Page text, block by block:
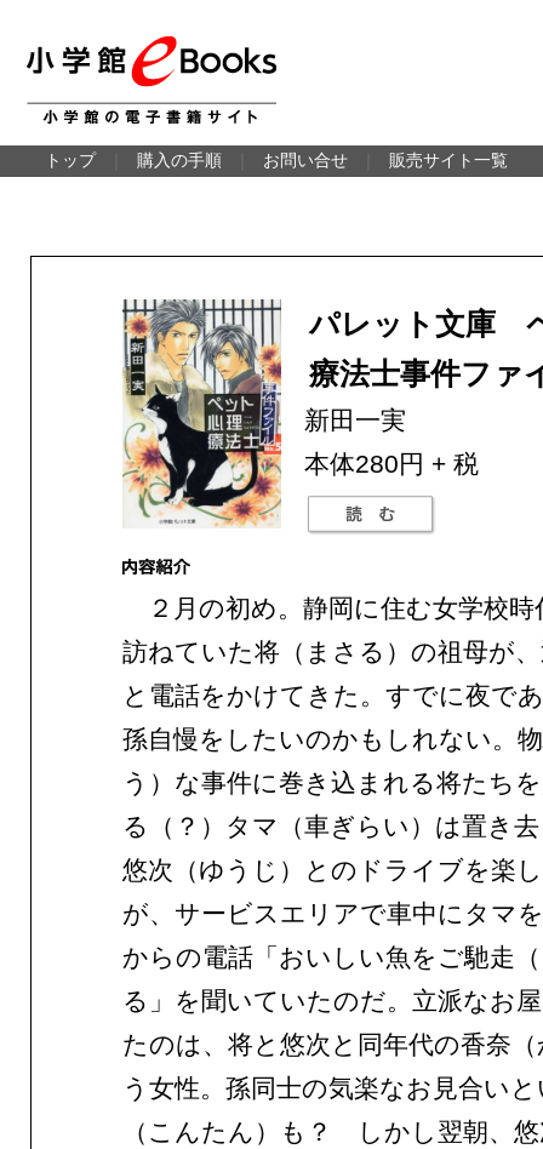
トップ 購入の手順 お問い合せ 販売サイト一覧
パレット文庫
療法士事件ファ
新田一実
本体280円 + 税
２月の初め。静岡に住む女学校時
訪ねていた将（まさる）の祖母が
と電話をかけてきた。すでに夜で
孫自慢をしたいのかもしれない。
う）な事件に巻き込まれる将たち
る（？）タマ（車ぎらい）は置き
悠次（ゆうじ）とのドライブを楽
が、サービスエリアで車中にタマ
からの電話「おいしい魚をご馳走
る」を聞いていたのだ。立派なお
たのは、将と悠次と同年代の香奈
う女性。孫同士の気楽なお見合い
（こんたん）も？ しかし翌朝、